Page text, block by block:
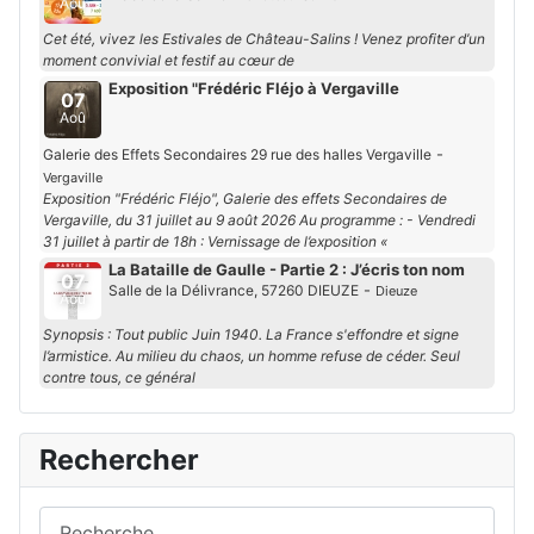
Cet été, vivez les Estivales de Château-Salins ! Venez profiter d’un
moment convivial et festif au cœur de
07
Aoû
Exposition "Frédéric Fléjo à Vergaville
Galerie des Effets Secondaires 29 rue des halles Vergaville -
Vergaville
Exposition "Frédéric Fléjo", Galerie des effets Secondaires de
Vergaville, du 31 juillet au 9 août 2026 Au programme : - Vendredi
31 juillet à partir de 18h : Vernissage de l’exposition «
07
Aoû
La Bataille de Gaulle - Partie 2 : J’écris ton nom
Salle de la Délivrance, 57260 DIEUZE - Dieuze
Synopsis : Tout public Juin 1940. La France s'effondre et signe
l’armistice. Au milieu du chaos, un homme refuse de céder. Seul
contre tous, ce général
Rechercher